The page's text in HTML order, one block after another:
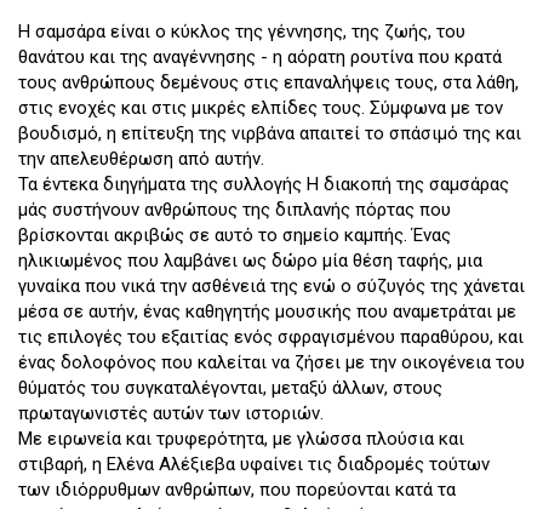
Η σαμσάρα είναι ο κύκλος της γέννησης, της ζωής, του
θανάτου και της αναγέννησης - η αόρατη ρουτίνα που κρατά
τους ανθρώπους δεμένους στις επαναλήψεις τους, στα λάθη,
στις ενοχές και στις μικρές ελπίδες τους. Σύμφωνα με τον
βουδισμό, η επίτευξη της νιρβάνα απαιτεί το σπάσιμό της και
την απελευθέρωση από αυτήν.
Τα έντεκα διηγήματα της συλλογής Η διακοπή της σαμσάρας
μάς συστήνουν ανθρώπους της διπλανής πόρτας που
βρίσκονται ακριβώς σε αυτό το σημείο καμπής. Ένας
ηλικιωμένος που λαμβάνει ως δώρο μία θέση ταφής, μια
γυναίκα που νικά την ασθένειά της ενώ ο σύζυγός της χάνεται
μέσα σε αυτήν, ένας καθηγητής μουσικής που αναμετράται με
τις επιλογές του εξαιτίας ενός σφραγισμένου παραθύρου, και
ένας δολοφόνος που καλείται να ζήσει με την οικογένεια του
θύματός του συγκαταλέγονται, μεταξύ άλλων, στους
πρωταγωνιστές αυτών των ιστοριών.
Με ειρωνεία και τρυφερότητα, με γλώσσα πλούσια και
στιβαρή, η Ελένα Αλέξιεβα υφαίνει τις διαδρομές τούτων
των ιδιόρρυθμων ανθρώπων, που πορεύονται κατά τα